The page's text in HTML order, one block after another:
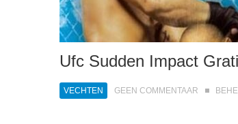
Ufc Sudden Impact
VECHTEN GEEN COMMENTAAR